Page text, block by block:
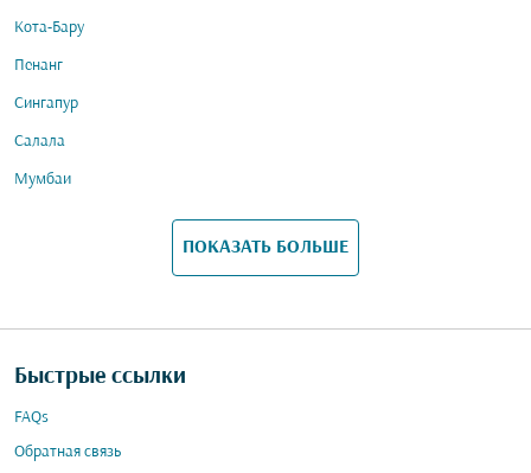
Кота-Бару
Пенанг
Сингапур
Салала
Мумбаи
ПОКАЗАТЬ БОЛЬШЕ
Быстрые ссылки
FAQs
Обратная связь